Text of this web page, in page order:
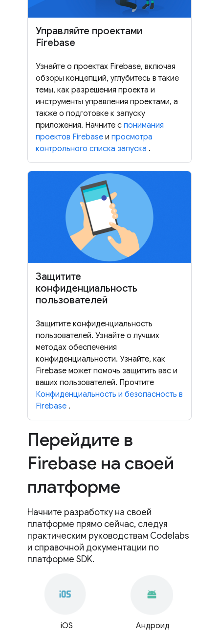
Управляйте проектами
Firebase
Узнайте о проектах Firebase, включая
обзоры концепций, углубитесь в такие
темы, как разрешения проекта и
инструменты управления проектами, а
также о подготовке к запуску
приложения. Начните с понимания
проектов Firebase и просмотра
контрольного списка запуска .
Защитите
конфиденциальность
пользователей
Защитите конфиденциальность
пользователей. Узнайте о лучших
методах обеспечения
конфиденциальности. Узнайте, как
Firebase может помочь защитить вас и
ваших пользователей. Прочтите
Конфиденциальность и безопасность в
Firebase .
Перейдите в
Firebase на своей
платформе
Начните разработку на своей
платформе прямо сейчас, следуя
практическим руководствам Codelabs
и справочной документации по
платформе SDK.
iOS Андроид